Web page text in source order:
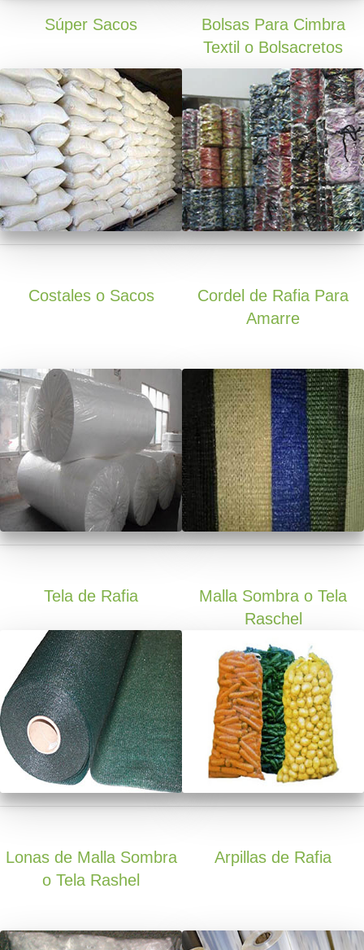
Súper Sacos
Bolsas Para Cimbra
Textil o Bolsacretos
Costales o Sacos
Cordel de Rafia Para
Amarre
Tela de Rafia
Malla Sombra o Tela
Raschel
Lonas de Malla Sombra
o Tela Rashel
Arpillas de Rafia